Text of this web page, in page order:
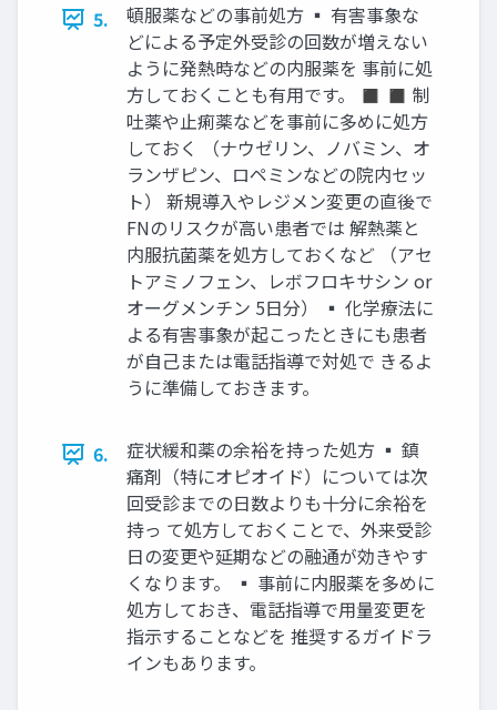
5.
頓服薬などの事前処方 ▪ 有害事象な
どによる予定外受診の回数が増えない
ように発熱時などの内服薬を 事前に処
方しておくことも有用です。 ◼ ◼ 制
吐薬や止痢薬などを事前に多めに処方
しておく （ナウゼリン、ノバミン、オ
ランザピン、ロペミンなどの院内セッ
ト） 新規導入やレジメン変更の直後で
FNのリスクが高い患者では 解熱薬と
内服抗菌薬を処方しておくなど （アセ
トアミノフェン、レボフロキサシン or
オーグメンチン 5日分） ▪ 化学療法に
よる有害事象が起こったときにも患者
が自己または電話指導で対処で きるよ
うに準備しておきます。
6.
症状緩和薬の余裕を持った処方 ▪ 鎮
痛剤（特にオピオイド）については次
回受診までの日数よりも十分に余裕を
持っ て処方しておくことで、外来受診
日の変更や延期などの融通が効きやす
くなります。 ▪ 事前に内服薬を多めに
処方しておき、電話指導で用量変更を
指示することなどを 推奨するガイドラ
インもあります。